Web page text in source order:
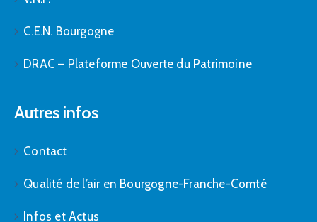
C.E.N. Bourgogne
DRAC – Plateforme Ouverte du Patrimoine
Autres infos
Contact
Qualité de l’air en Bourgogne-Franche-Comté
Infos et Actus